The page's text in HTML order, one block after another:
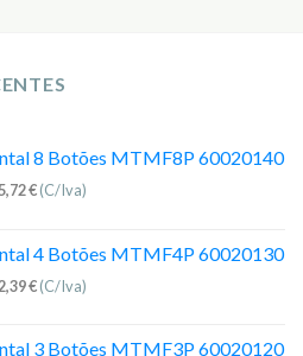
8 Botões MTMF8P 60020140
€(C/Iva)
4 Botões MTMF4P 60020130
€(C/Iva)
3 Botões MTMF3P 60020120